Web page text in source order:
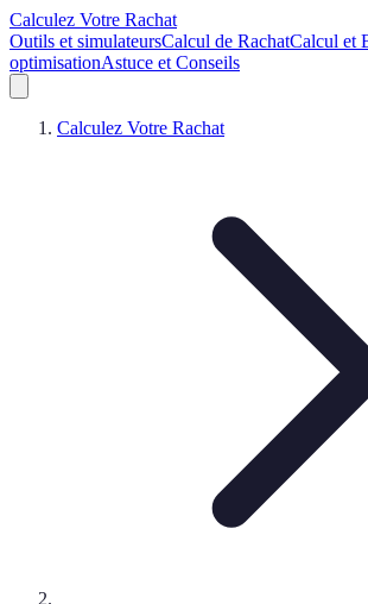
Calculez Votre Rachat
Outils et simulateursCalcul de RachatCalcul et
optimisationAstuce et Conseils
Calculez Votre Rachat